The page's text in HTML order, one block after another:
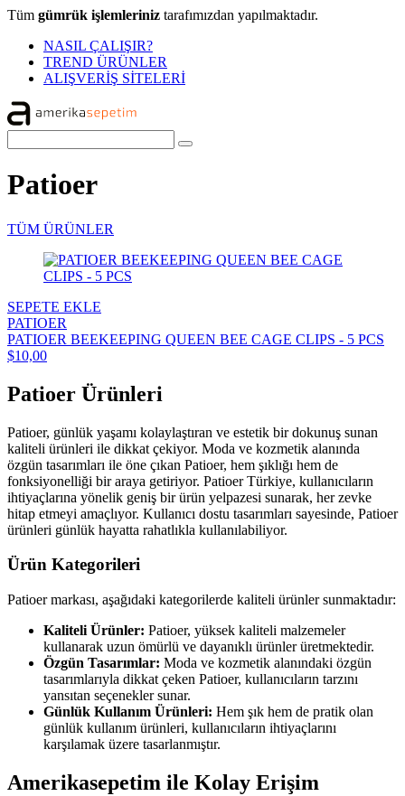
Tüm gümrük işlemleriniz tarafımızdan yapılmaktadır.
NASIL ÇALIŞIR?
TREND ÜRÜNLER
ALIŞVERİŞ SİTELERİ
Patioer
TÜM ÜRÜNLER
SEPETE EKLE
PATIOER
PATIOER BEEKEEPING QUEEN BEE CAGE CLIPS - 5 PCS
$10,00
Patioer Ürünleri
Patioer, günlük yaşamı kolaylaştıran ve estetik bir dokunuş sunan
kaliteli ürünleri ile dikkat çekiyor. Moda ve kozmetik alanında
özgün tasarımları ile öne çıkan Patioer, hem şıklığı hem de
fonksiyonelliği bir araya getiriyor. Patioer Türkiye, kullanıcıların
ihtiyaçlarına yönelik geniş bir ürün yelpazesi sunarak, her zevke
hitap etmeyi amaçlıyor. Kullanıcı dostu tasarımları sayesinde, Patioer
ürünleri günlük hayatta rahatlıkla kullanılabiliyor.
Ürün Kategorileri
Patioer markası, aşağıdaki kategorilerde kaliteli ürünler sunmaktadır:
Kaliteli Ürünler: Patioer, yüksek kaliteli malzemeler
kullanarak uzun ömürlü ve dayanıklı ürünler üretmektedir.
Özgün Tasarımlar: Moda ve kozmetik alanındaki özgün
tasarımlarıyla dikkat çeken Patioer, kullanıcıların tarzını
yansıtan seçenekler sunar.
Günlük Kullanım Ürünleri: Hem şık hem de pratik olan
günlük kullanım ürünleri, kullanıcıların ihtiyaçlarını
karşılamak üzere tasarlanmıştır.
Amerikasepetim ile Kolay Erişim